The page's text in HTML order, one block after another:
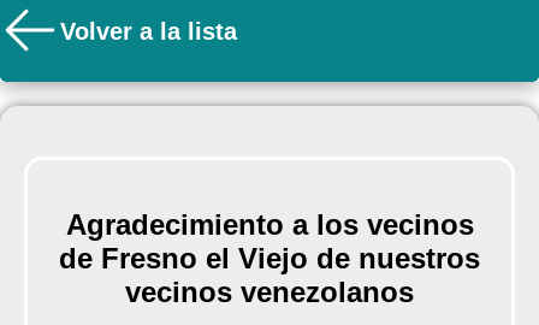
Volver a la lista
Agradecimiento a los vecinos
de Fresno el Viejo de nuestros
vecinos venezolanos